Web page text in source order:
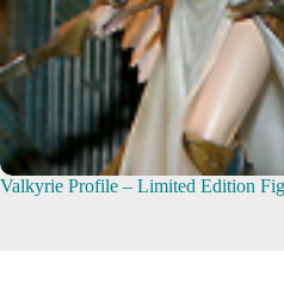
Valkyrie Profile – Limited Edition